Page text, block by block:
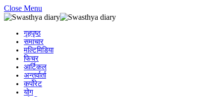
Close Menu
गृहपृष्ठ
समाचार
मल्टिमिडिया
फिचर
आर्टिकल
अन्तर्वार्ता
कर्पोरेट
योग